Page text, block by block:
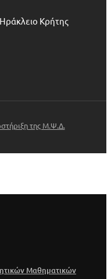
Κρήτης
της Μ.Ψ.Δ.
Μαθηματικών